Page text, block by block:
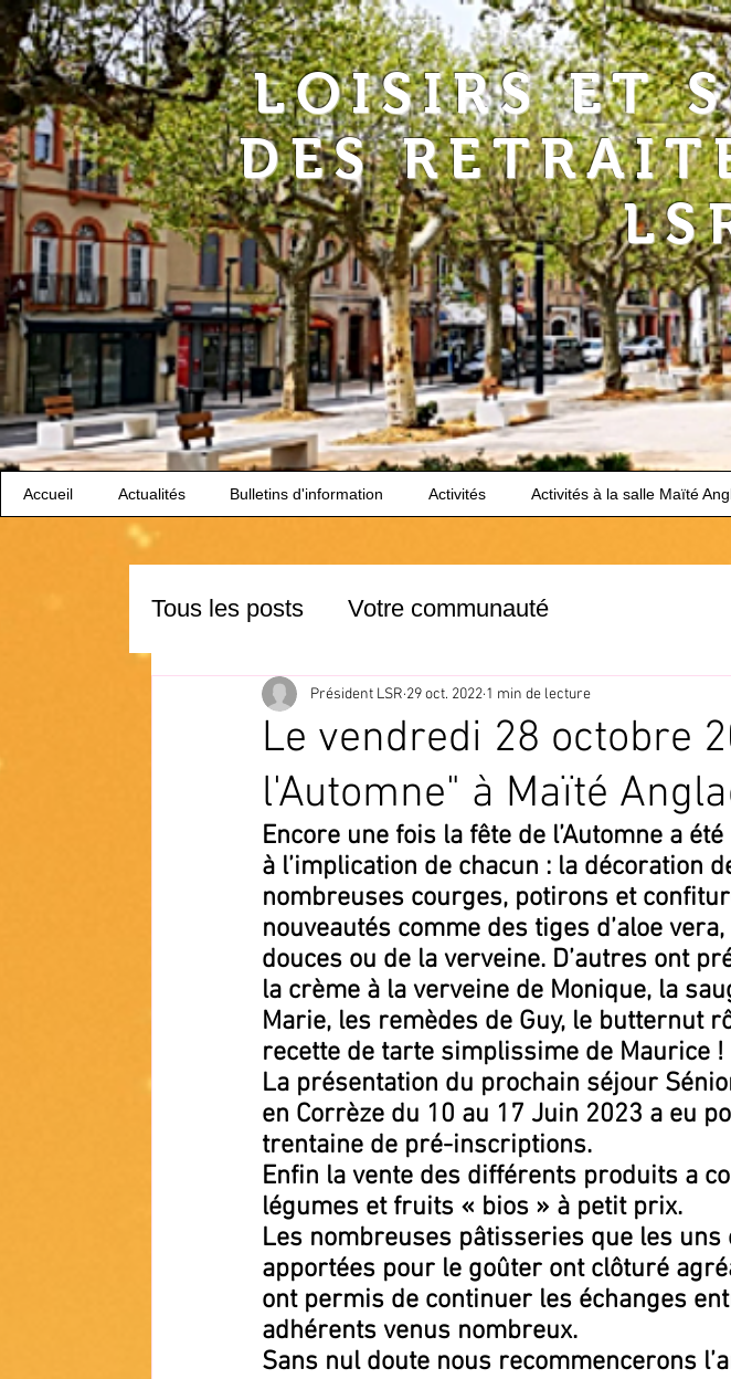
LOISIRS ET
DES
Accueil Actualités Bulletins d'information Activités Activités à la salle Maïté
Tous les posts Votre communauté
Le vendredi 28 octobre
l'Automne" à Maïté
Président LSR 29 oct. 2022 1 min de lecture
Encore une fois la fête de l’Automne a
à l’implication de chacun : la décoration
nombreuses courges, potirons et
nouveautés comme des tiges d’aloe
douces ou de la verveine. D’autres ont
la crème à la verveine de Monique, la
Marie, les remèdes de Guy, le butternut
recette de tarte simplissime de Maurice !
La présentation du prochain séjour
en Corrèze du 10 au 17 Juin 2023 a eu
trentaine de pré-inscriptions.
Enfin la vente des différents produits a
légumes et fruits « bios » à petit prix.
Les nombreuses pâtisseries que les
apportées pour le goûter ont clôturé
ont permis de continuer les échanges
adhérents venus nombreux.
Sans nul doute nous recommencerons